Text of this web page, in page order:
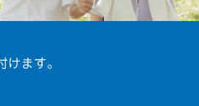
ます。